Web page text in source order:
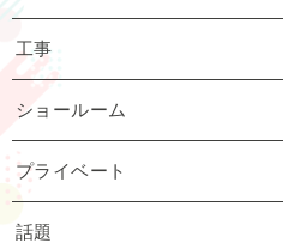
工事
ショールーム
プライベート
話題